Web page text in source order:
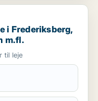
Østerbro eller
i Frederiksberg,
m.fl.
til leje